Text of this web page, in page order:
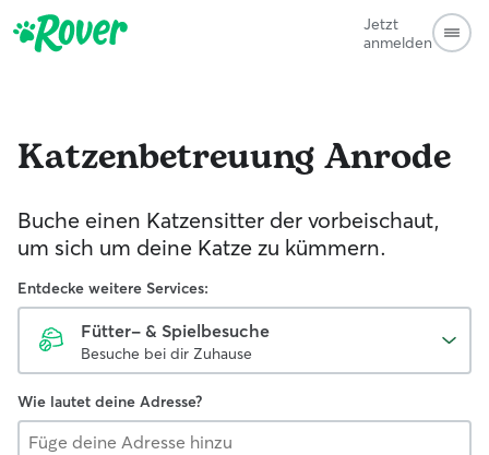
Jetzt
anmelden
KatzenbetreuungAnrode
Buche einen Katzensitter der vorbeischaut,
um sich um deine Katze zu kümmern.
Entdecke weitere Services:
Fütter- & Spielbesuche
Besuche bei dir Zuhause
Wie lautet deine Adresse?